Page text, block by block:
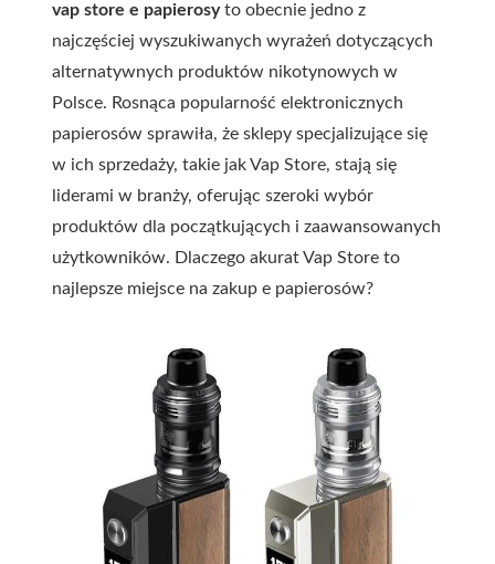
vap store e papierosyto obecnie jedno z
najczęściej wyszukiwanych wyrażeń dotyczących
alternatywnych produktów nikotynowych w
Polsce. Rosnąca popularność elektronicznych
papierosów sprawiła, że sklepy specjalizujące się
w ich sprzedaży, takie jak Vap Store, stają się
liderami w branży, oferując szeroki wybór
produktów dla początkujących i zaawansowanych
użytkowników. Dlaczego akurat Vap Store to
najlepsze miejsce na zakup e papierosów?